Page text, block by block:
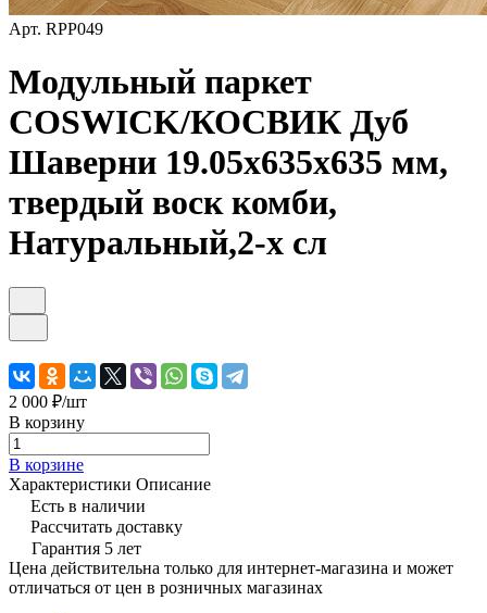
Арт. RPP049
Модульный паркет
COSWICK/КОСВИК Дуб
Шаверни 19.05х635х635 мм,
твердый воск комби,
Натуральный,2-х сл
2 000 ₽/шт
В корзину
В корзине
Характеристики Описание
Есть в наличии
Рассчитать доставку
Гарантия 5 лет
Цена действительна только для интернет-магазина и может
отличаться от цен в розничных магазинах